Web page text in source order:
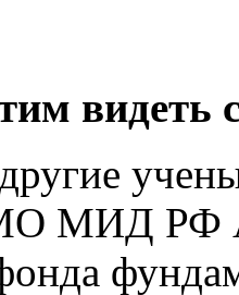
видеть
МИД РФ